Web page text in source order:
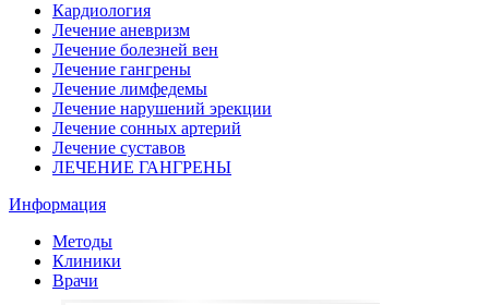
Кардиология
Лечение аневризм
Лечение болезней вен
Лечение гангрены
Лечение лимфедемы
Лечение нарушений эрекции
Лечение сонных артерий
Лечение суставов
ЛЕЧЕНИЕ ГАНГРЕНЫ
Информация
Методы
Клиники
Врачи